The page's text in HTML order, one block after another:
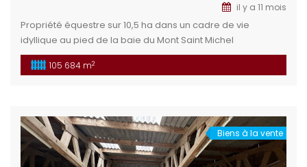
il y a 11 mois
Propriété équestre sur 10,5 ha dans un cadre de vie
idyllique au pied de la baie du Mont Saint Michel
Actuellement, centre de tourisme équestre, pension de
chevaux et gite de groupe. Cette propriété permet de
et Vilaine, au cœur […]
105 684 m2
Biens à la vente